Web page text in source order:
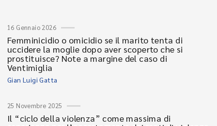
16 Gennaio 2026
Femminicidio o omicidio se il marito tenta di
uccidere la moglie dopo aver scoperto che si
prostituisce? Note a margine del caso di
Ventimiglia
Gian Luigi Gatta
25 Novembre 2025
Il “ciclo della violenza” come massima di